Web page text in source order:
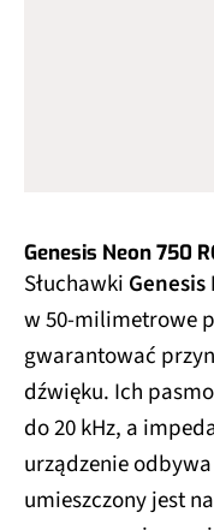
Genesis Neon 750
Słuchawki Genesis
w 50-milimetrowe
gwarantować
dźwięku. Ich
do 20 kHz, a
urządzenie
umieszczony jest